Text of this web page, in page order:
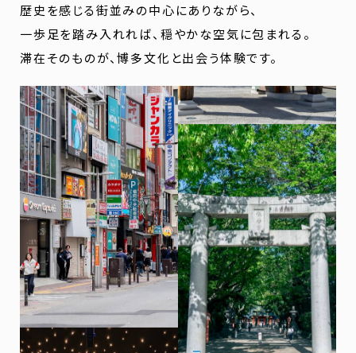
歴史を感じる街並みの中心にありながら、
一歩足を踏み入れれば、穏やかな空気に包まれる。
滞在そのものが、博多文化と出会う体験です。